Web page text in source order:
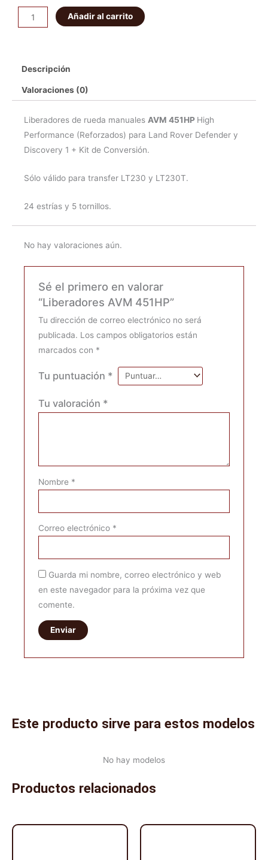
Liberadores
AVM
Añadir al carrito
Descripción
Valoraciones (0)
Liberadores de rueda manuales AVM 451HP High
Performance (Reforzados) para Land Rover Defender y
Discovery 1 + Kit de Conversión.
Sólo válido para transfer LT230 y LT230T.
24 estrías y 5 tornillos.
No hay valoraciones aún.
Sé el primero en valorar
“Liberadores AVM 451HP”
Tu dirección de correo electrónico no será
publicada. Los campos obligatorios están
marcados con *
Tu puntuación *
Tu valoración *
Nombre *
Correo electrónico *
Guarda mi nombre, correo electrónico y web
en este navegador para la próxima vez que
comente.
Este producto sirve para estos modelos
No hay modelos
Productos relacionados